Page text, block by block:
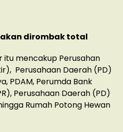
akan dirombak total
itu mencakup Perusahan
Perusahaan Daerah (PD)
PDAM, Perumda Bank
Perusahaan Daerah (PD)
Rumah Potong Hewan